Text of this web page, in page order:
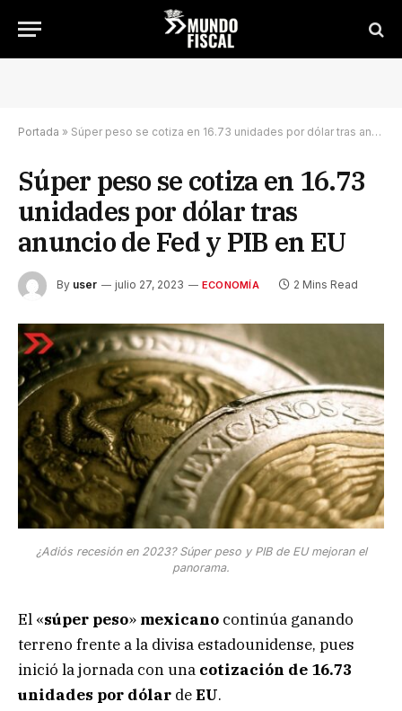
Portada » Súper peso se cotiza en 16.73 unidades por dólar tras anuncio de Fed y PIB en EU
Súper peso se cotiza en 16.73
unidades por dólar tras
anuncio de Fed y PIB en EU
By user julio 27, 2023 ECONOMÍA 2 Mins Read
¿Adiós recesión en 2023? Súper peso y PIB de EU mejoran el
panorama.
El «súper peso» mexicano continúa ganando
terreno frente a la divisa estadounidense, pues
inició la jornada con una cotización de 16.73
unidades por dólar deEU.